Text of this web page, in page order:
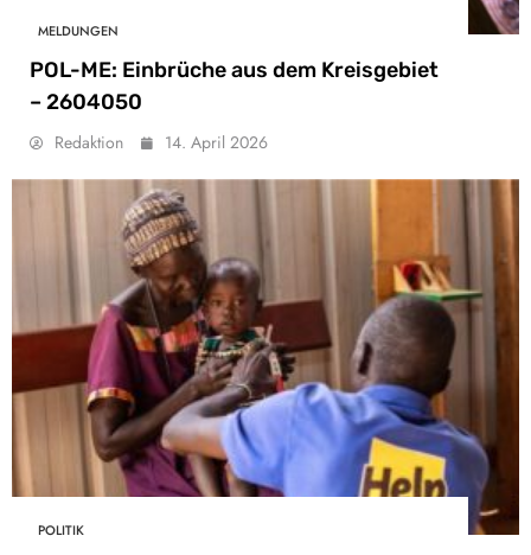
MELDUNGEN
POL-ME: Einbrüche aus dem Kreisgebiet
– 2604050
Redaktion 14. April 2026
POLITIK